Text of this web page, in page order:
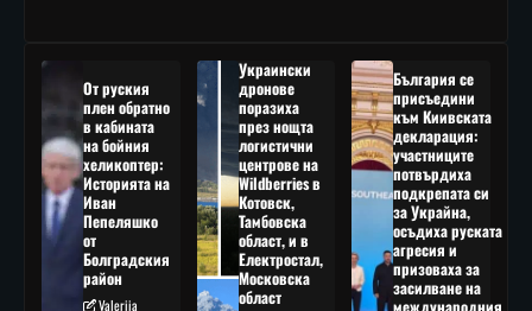
От руския
плен обратно
в кабината
на бойния
хеликоптер:
Историята на
Иван
Пепеляшко
от
Болградския
район
Valeriia
Украински
дронове
поразиха
през нощта
логистични
центрове на
Wildberries в
Котовск,
Тамбовска
област, и в
Електростал,
Московска
област
България се
присъедини
към Киивската
декларация:
участниците
потвърдиха
подкрепата си
за Украйна,
осъдиха руската
агресия и
призоваха за
засилване на